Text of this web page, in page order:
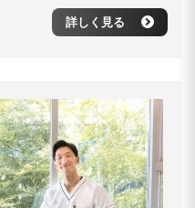
詳しく見る